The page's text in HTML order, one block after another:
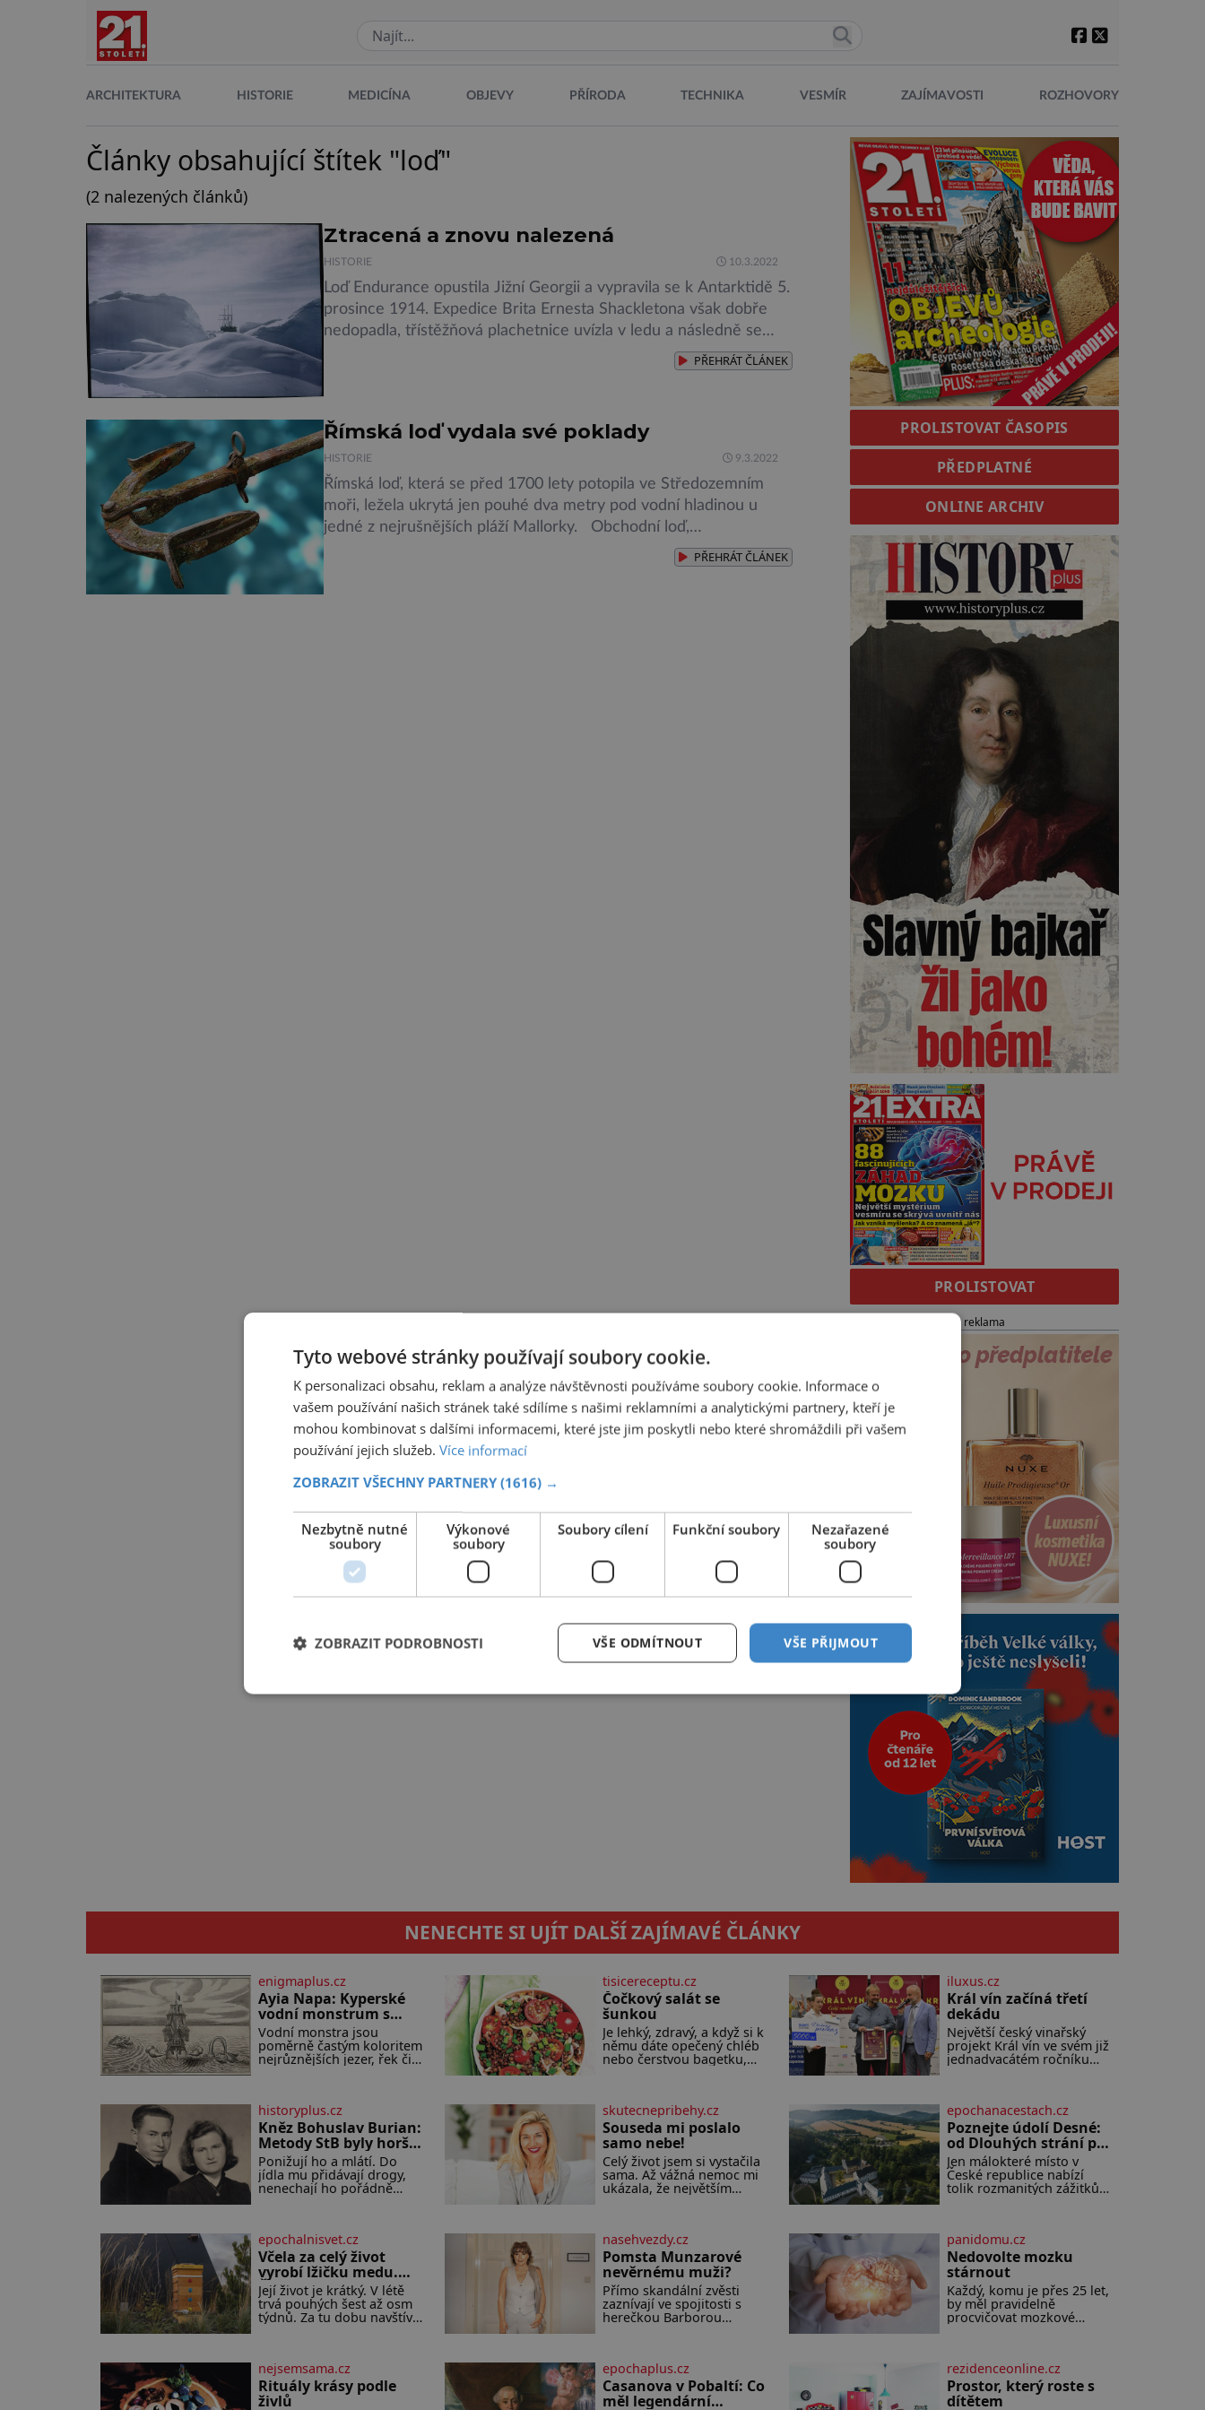
ARCHITEKTURA HISTORIE MEDICÍNA OBJEVY PŘÍRODA TECHNIKA VESMÍR ZAJÍMAVOSTI ROZHOVORY
Články obsahující štítek "loď"
(2 nalezených článků)
Ztracená a znovu nalezená
HISTORIE 10.3.2022
Loď Endurance opustila Jižní Georgii a vypravila se k Antarktidě 5.
prosince 1914. Expedice Brita Ernesta Shackletona však dobře
nedopadla, třístěžňová plachetnice uvízla v ledu a následně se
potopila. Nyní, po více než 100 letech, byla znovu objevena. O
nález se zasloužila vědecká expedice, vyslaná z Jihoafrické
PŘEHRÁTČLÁNEK
Římská loď vydala své poklady
HISTORIE 9.3.2022
Římská loď, která se před 1700 lety potopila ve Středozemním
moři, ležela ukrytá jen pouhé dva metry pod vodní hladinou u
jedné z nejrušnějších pláží Mallorky. Obchodní loď,
pravděpodobně kotvící v zálivu Palma na cestě z jihozápadního
Španělska do Itálie, byla pohlcena vlnami a pohřbena v písku
PŘEHRÁTČLÁNEK
PROLISTOVAT ČASOPIS
PŘEDPLATNÉ
ONLINE ARCHIV
PROLISTOVAT
reklama
NENECHTE SI UJÍT DALŠÍ ZAJÍMAVÉ ČLÁNKY
enigmaplus.cz
Ayia Napa: Kyperské
vodní monstrum s
mírumilovnou
povahou
Vodní monstra jsou
poměrně častým koloritem
nejrůznějších jezer, řek či
přitáhnout k němu
pozornost záhadám
nakloněných turi
tisicereceptu.cz
Čočkový salát se
šunkou
Je lehký, zdravý, a když si k
němu dáte opečený chléb
nebo čerstvou bagetku,
cherry rajčátek 1 velká
červená cibule 2 lžíce
iluxus.cz
Král vín začíná třetí
dekádu
Největší český vinařský
projekt Král vín ve svém již
jednadvacátém ročníku
vzorků od 157 vinařů. Král
vín, který se – i pře
historyplus.cz
Kněz Bohuslav Burian:
Metody StB byly horší
než gestapácké
trýznění
Ponižují ho a mlátí. Do
jídla mu přidávají drogy,
nenechají ho pořádně
estébákům podepíše
všechno, co po něm chtějí.
Svým podpisem jim
potvrdí také to, že na něj
během výslechů nikdo
nevyvíjel fyzický ani
psychický nátlak. Syn
skutecnepribehy.cz
Souseda mi poslalo
samo nebe!
Celý život jsem si vystačila
sama. Až vážná nemoc mi
ukázala, že největším
pomocnou ruku. Vždycky
jsem byla spíš samotářka.
Nepotřebovala jsem kolem
sebe partu kamarádek ani
partnera. Stačily mi knihy,
práce a hlavně klid. Hned
po studiích jsem odešla z
epochanacestach.cz
Poznejte údolí Desné:
od Dlouhých strání po
termální prameny
Jen málokteré místo v
České republice nabízí
tolik rozmanitých zážitků
dne můžete nahlédnout
do útrob jedné z
nejvýznamnějších vodních
elektráren v Evropě, vydat
se na horské hřebeny,
projet se na koloběžce a
den zakončit poznáváním
termálním
epochalnisvet.cz
Včela za celý život
vyrobí lžičku medu.
Čím je pražský med ze
střech tak ceněný?
Její život je krátký. V létě
trvá pouhých šest až osm
týdnů. Za tu dobu navštíví
medu – zhruba jednu
čajovou lžičku. Sama o
sobě se může zdát
nasehvezdy.cz
Pomsta Munzarové
nevěrnému muži?
Přímo skandální zvěsti
zaznívají ve spojitosti s
herečkou Barborou
viděna s jakýmsi
sympaťákem, s nímž se
velmi družně, až d
panidomu.cz
Nedovolte mozku
stárnout
Každý, komu je přes 25 let,
by měl pravidelně
procvičovat mozkové
problém vzpomenout si na
jméno kolegy z práce.
Nebo marně v paměti
nejsemsama.cz
Rituály krásy podle
živlů
epochaplus.cz
Casanova v Pobaltí: Co
měl legendární
rezidenceonline.cz
Prostor, který roste s
dítětem
Tyto webové stránky používají soubory cookie.
K personalizaci obsahu, reklam a analýze návštěvnosti používáme soubory cookie. Informace o
vašem používání našich stránek také sdílíme s našimi reklamními a analytickými partnery, kteří je
mohou kombinovat s dalšími informacemi, které jste jim poskytli nebo které shromáždili při vašem
používání jejich služeb. Více informací
ZOBRAZIT VŠECHNY PARTNERY (1616) →
Nezbytně nutné
soubory
Výkonové
soubory
Soubory cílení Funkční soubory
Nezařazené
soubory
VŠE PŘIJMOUT
VŠE ODMÍTNOUT
ZOBRAZIT PODROBNOSTI